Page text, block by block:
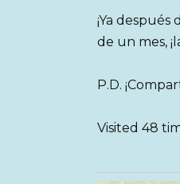
¡Ya
de un mes,
P.D.
Visited 48